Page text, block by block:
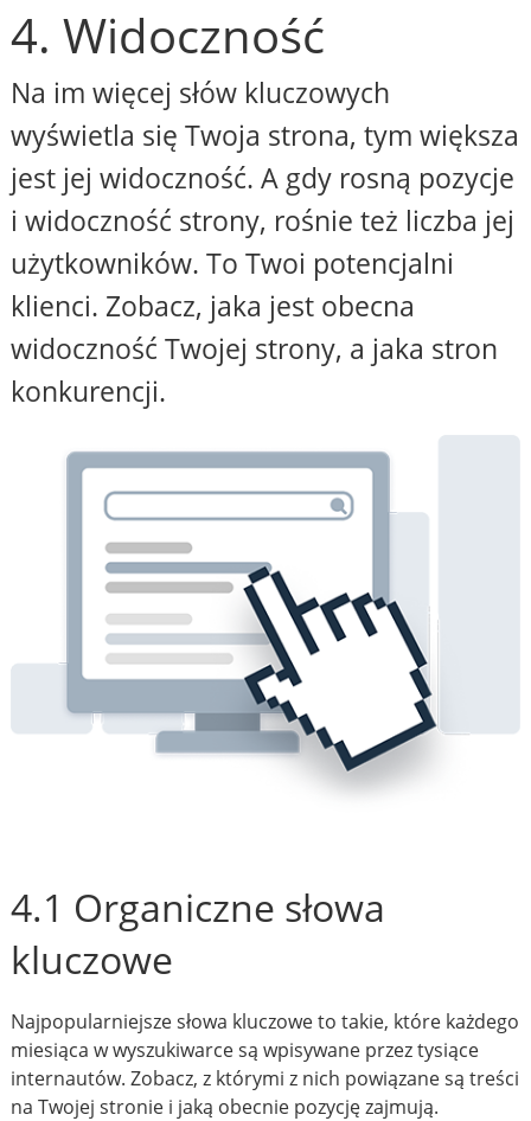
4. Widoczność
Na im więcej słów kluczowych
wyświetla się Twoja strona, tym większa
jest jej widoczność. A gdy rosną pozycje
i widoczność strony, rośnie też liczba jej
użytkowników. To Twoi potencjalni
klienci. Zobacz, jaka jest obecna
widoczność Twojej strony, a jaka stron
konkurencji.
4.1 Organiczne słowa
kluczowe
Najpopularniejsze słowa kluczowe to takie, które każdego
miesiąca w wyszukiwarce są wpisywane przez tysiące
internautów. Zobacz, z którymi z nich powiązane są treści
na Twojej stronie i jaką obecnie pozycję zajmują.